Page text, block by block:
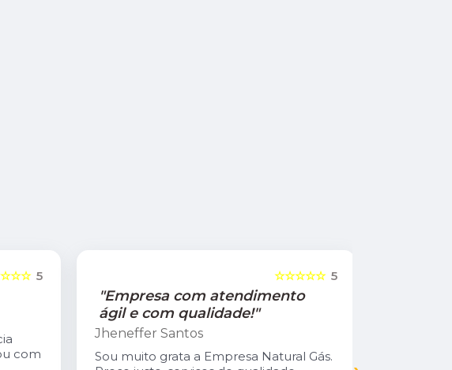
5
com
5
☆☆☆☆☆
"Empresa com atendimento
ágil e com qualidade!"
Jheneffer Santos
Sou muito grata a Empresa Natural Gás.